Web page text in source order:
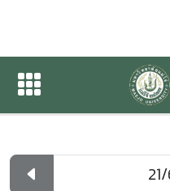
ปฏิทินกิจกรรม
ปฏิทินกิจกรรมของหน่วยง